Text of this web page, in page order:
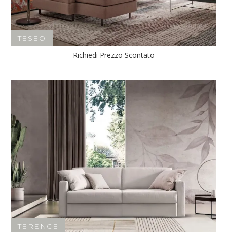
TESEO
Richiedi Prezzo Scontato
TERENCE